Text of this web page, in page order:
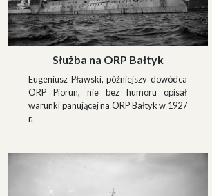
Służba na ORP Bałtyk
Eugeniusz Pławski, późniejszy dowódca
ORP Piorun, nie bez humoru opisał
warunki panującej na ORP Bałtyk w 1927
r.